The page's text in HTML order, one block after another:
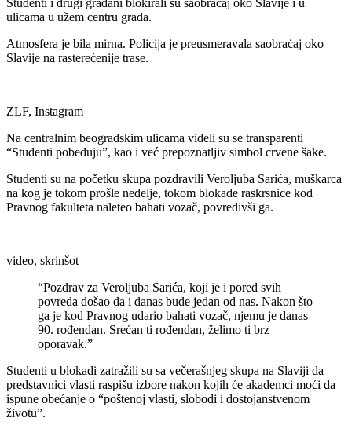
ulicama u užem centru grada.
Atmosfera je bila mirna. Policija je preusmeravala saobraćaj oko
Slavije na rasterećenije trase.
ZLF, Instagram
Na centralnim beogradskim ulicama videli su se transparenti
“Studenti pobeđuju”, kao i već prepoznatljiv simbol crvene šake.
Studenti su na početku skupa pozdravili Veroljuba Sarića, muškarca
na kog je tokom prošle nedelje, tokom blokade raskrsnice kod
Pravnog fakulteta naleteo bahati vozač, povredivši ga.
video, skrinšot
“Pozdrav za Veroljuba Sarića, koji je i pored svih
povreda došao da i danas bude jedan od nas. Nakon što
ga je kod Pravnog udario bahati vozač, njemu je danas
90. rođendan. Srećan ti rođendan, želimo ti brz
oporavak.”
Studenti u blokadi zatražili su sa večerašnjeg skupa na Slaviji da
predstavnici vlasti raspišu izbore nakon kojih će akademci moći da
ispune obećanje o “poštenoj vlasti, slobodi i dostojanstvenom
životu”.